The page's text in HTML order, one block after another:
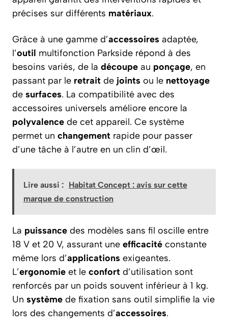
précises sur différents matériaux.
Grâce à une gamme d’accessoires adaptée,
l’outil multifonction Parkside répond à des
besoins variés, de la découpe au ponçage, en
passant par le retrait de joints ou le nettoyage
de surfaces. La compatibilité avec des
accessoires universels améliore encore la
polyvalence de cet appareil. Ce système
permet un changement rapide pour passer
d’une tâche à l’autre en un clin d’œil.
Lire aussi : Habitat Concept : avis sur cette
marque de construction
La puissance des modèles sans fil oscille entre
18 V et 20 V, assurant une efficacité constante
même lors d’applications exigeantes.
L’ergonomie et le confort d’utilisation sont
renforcés par un poids souvent inférieur à 1 kg.
Un système de fixation sans outil simplifie la vie
lors des changements d’accessoires.